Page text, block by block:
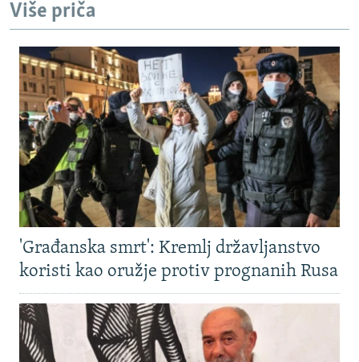
Više priča
'Građanska smrt': Kremlj državljanstvo
koristi kao oružje protiv prognanih Rusa